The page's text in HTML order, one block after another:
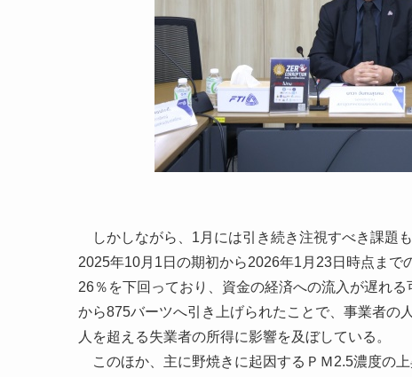
しかしながら、1月には引き続き注視すべき課題
2025年10月1日の期初から2026年1月23日時点ま
26％を下回っており、資金の経済への流入が遅れ
から875バーツへ引き上げられたことで、事業者の
人を超える失業者の所得に影響を及ぼしている。
このほか、主に野焼きに起因するＰＭ2.5濃度の